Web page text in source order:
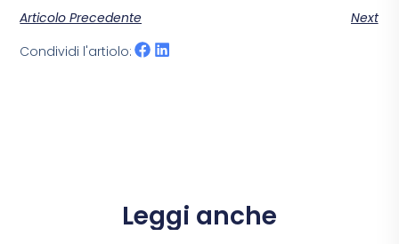
Articolo Precedente
Next
Condividi l'artiolo:
Leggi anche